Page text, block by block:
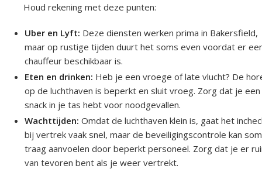
Houd rekening met deze punten:
Uber en Lyft: Deze diensten werken prima in Bakersfield,
maar op rustige tijden duurt het soms even voordat er
chauffeur beschikbaar is.
Eten en drinken: Heb je een vroege of late vlucht? De
op de luchthaven is beperkt en sluit vroeg. Zorg dat je een
snack in je tas hebt voor noodgevallen.
Wachttijden: Omdat de luchthaven klein is, gaat het
bij vertrek vaak snel, maar de beveiligingscontrole kan
traag aanvoelen door beperkt personeel. Zorg dat je er
van tevoren bent als je weer vertrekt.